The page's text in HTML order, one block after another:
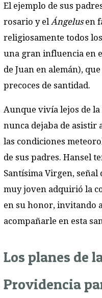
El ejemplo de sus
rosario y el Ángelusen
religiosamente todos
una gran influencia en
de Juan en alemán),
precoces de santidad.
Aunque vivía lejos de
nunca dejaba de asistir
las condiciones
de sus padres. Hansel
Santísima Virgen, señal
muy joven adquirió la
en su honor, invitando
acompañarle en esta
Los planes de
Providencia